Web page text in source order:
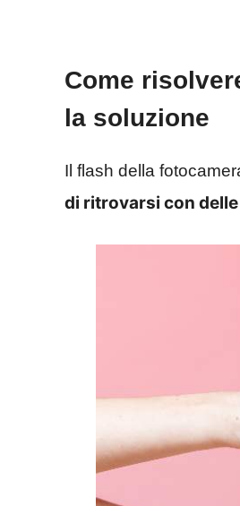
Come
la soluzione
Il flash della
di ritrovarsi con